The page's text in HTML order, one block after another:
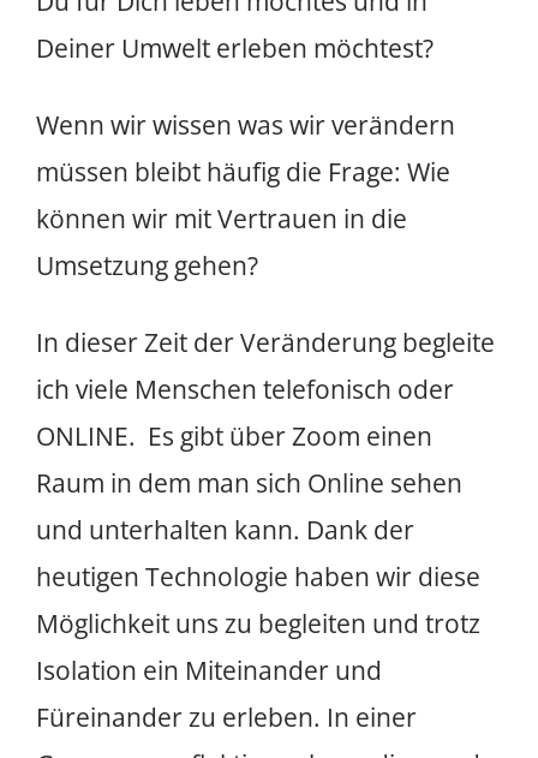
Deiner Umwelt erleben möchtest?
Wenn wir wissen was wir verändern
müssen bleibt häufig die Frage: Wie
können wir mit Vertrauen in die
Umsetzung gehen?
In dieser Zeit der Veränderung begleite
ich viele Menschen telefonisch oder
ONLINE. Es gibt über Zoom einen
Raum in dem man sich Online sehen
und unterhalten kann. Dank der
heutigen Technologie haben wir diese
Möglichkeit uns zu begleiten und trotz
Isolation ein Miteinander und
Füreinander zu erleben. In einer